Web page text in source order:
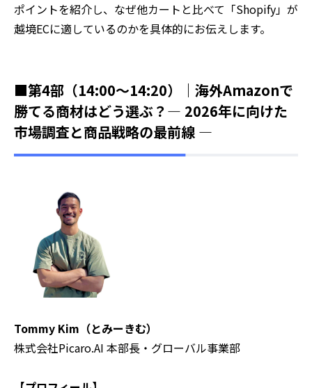
ポイントを紹介し、なぜ他カートと比べて「Shopify」が
越境ECに適しているのかを具体的にお伝えします。
■第4部（14:00～14:20）｜海外Amazonで
勝てる商材はどう選ぶ？― 2026年に向けた
市場調査と商品戦略の最前線 ―
Tommy Kim（とみーきむ）
株式会社Picaro.AI 本部長・グローバル事業部